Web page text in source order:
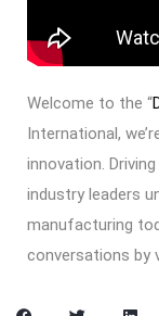
Welcome to the “
International,
innovation.
industry leaders
manufacturing
conversations by